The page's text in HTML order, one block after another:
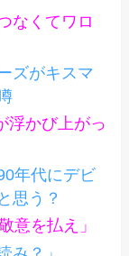
なくてワロ
ズがキスマ
浮かび上がっ
年代にデビ
思う？
意を払え」